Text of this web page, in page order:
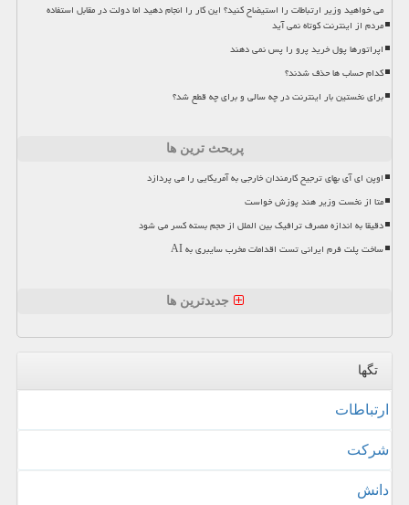
می خواهید وزیر ارتباطات را استیضاح کنید؟ این کار را انجام دهید اما دولت در مقابل استفاده
مردم از اینترنت کوتاه نمی آید
اپراتورها پول خرید پرو را پس نمی دهند
کدام حساب ها حذف شدند؟
برای نخستین بار اینترنت در چه سالی و برای چه قطع شد؟
پربحث ترین ها
اوپن ای آی بهای ترجیح کارمندان خارجی به آمریکایی را می پردازد
متا از نخست وزیر هند پوزش خواست
دقیقا به اندازه مصرف ترافیک بین الملل از حجم بسته کسر می شود
ساخت پلت فرم ایرانی تست اقدامات مخرب سایبری به AI
جدیدترین ها
تگها
ارتباطات
شركت
دانش